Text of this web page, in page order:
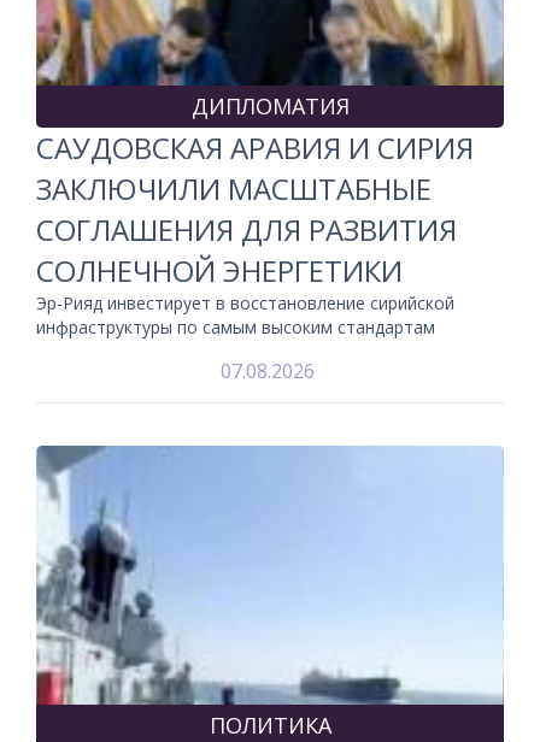
ДИПЛОМАТИЯ
САУДОВСКАЯ АРАВИЯ И СИРИЯ
ЗАКЛЮЧИЛИ МАСШТАБНЫЕ
СОГЛАШЕНИЯ ДЛЯ РАЗВИТИЯ
СОЛНЕЧНОЙ ЭНЕРГЕТИКИ
Эр-Рияд инвестирует в восстановление сирийской
инфраструктуры по самым высоким стандартам
07.08.2026
ПОЛИТИКА